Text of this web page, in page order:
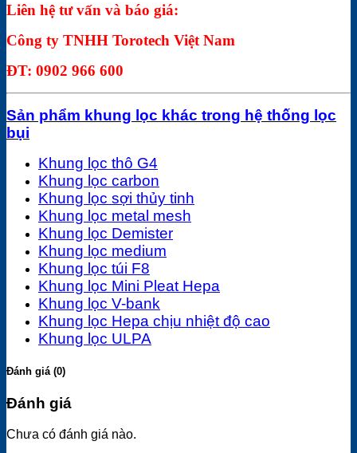
Liên hệ tư vấn và báo giá:
Công ty TNHH Torotech Việt Nam
ĐT: 0902 966 600
Sản phẩm khung lọc khác trong hệ thống lọc
bụi
Khung lọc thô G4
Khung lọc carbon
Khung lọc sợi thủy tinh
Khung lọc metal mesh
Khung lọc Demister
Khung lọc medium
Khung lọc túi F8
Khung lọc Mini Pleat Hepa
Khung lọc V-bank
Khung lọc Hepa chịu nhiệt độ cao
Khung lọc ULPA
Đánh giá (0)
Đánh giá
Chưa có đánh giá nào.